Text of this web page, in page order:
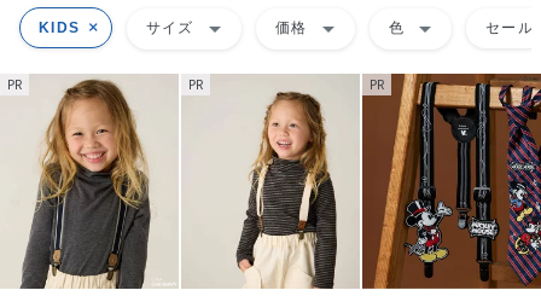
KIDS サイズ arrow_drop_down 価格 arrow_drop_down 色 arrow_drop_down セール
PR PR PR